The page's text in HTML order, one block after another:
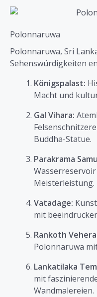
Polonnaruwa
Polonnaruwa, Sri
Sehenswürdigkeiten
Königspalast:
Macht und
Gal Vihara:
Buddha-Statue.
Parakrama
Meisterleistung.
Vatadage:
mit
Rankoth
Polonnaruwa
Lankatilaka
mit
Wandmalereien.